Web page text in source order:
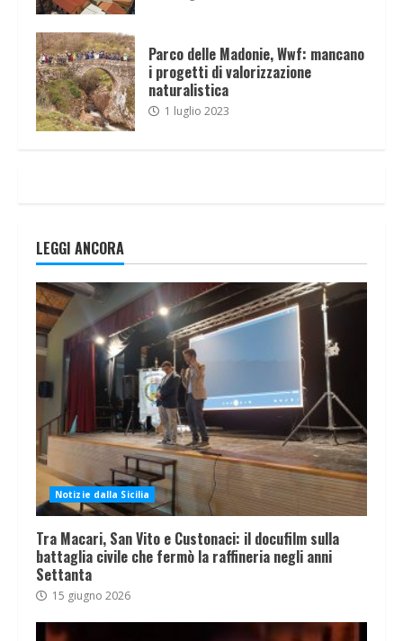
Parco delle Madonie, Wwf: mancano
i progetti di valorizzazione
naturalistica
1 luglio 2023
LEGGI ANCORA
Notizie dalla Sicilia
Tra Macari, San Vito e Custonaci: il docufilm sulla
battaglia civile che fermò la raffineria negli anni
Settanta
15 giugno 2026